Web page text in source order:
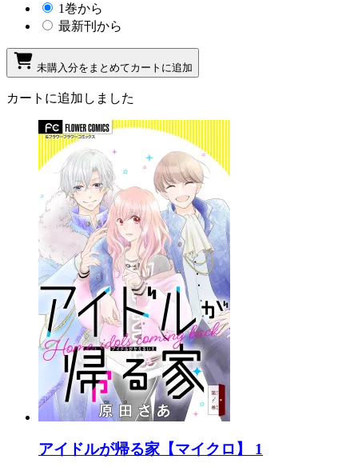
1巻から
最新刊から
未購入分をまとめてカートに追加
カートに追加しました
アイドルが帰る家【マイクロ】 1